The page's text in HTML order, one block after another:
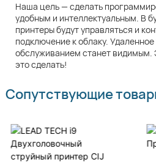
Наша цель — сделать
удобным и интеллектуальным. В
принтеры будут управляться и
подключение к облаку.
обслуживанием станет видимым.
это сделать!
Сопутствующие